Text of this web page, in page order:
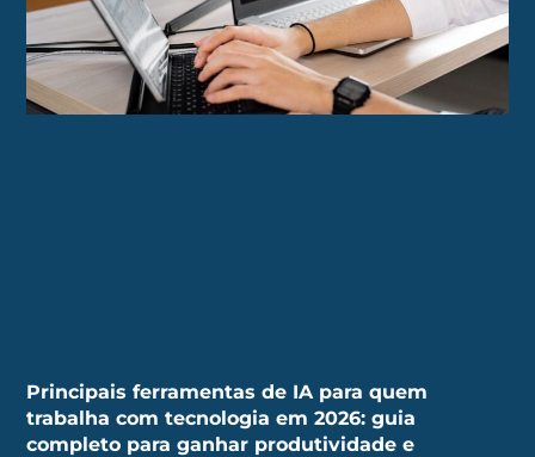
Principais ferramentas de IA para quem
trabalha com tecnologia em 2026: guia
completo para ganhar produtividade e